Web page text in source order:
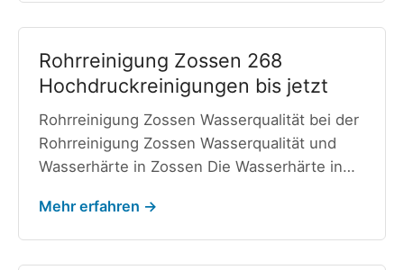
Rohrreinigung Zossen 268
Hochdruckreinigungen bis jetzt
Rohrreinigung Zossen Wasserqualität bei der
Rohrreinigung Zossen Wasserqualität und
Wasserhärte in Zossen Die Wasserhärte in…
Mehr erfahren →